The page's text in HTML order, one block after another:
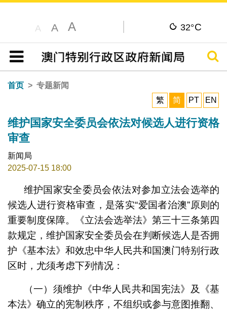
A A A 32°C
目录
搜寻
首页
专题新闻
繁
简 PT EN
维护国家安全委员会依法对候选人进行资格
审查
新闻局
2025-07-15 18:00
维护国家安全委员会依法对参加立法会选举的
候选人进行资格审查，是落实“爱国者治澳”原则的
重要制度保障。《立法会选举法》第三十三条第四
款规定，维护国家安全委员会在判断候选人是否拥
护《基本法》和效忠中华人民共和国澳门特别行政
区时，尤须考虑下列情况：
（一）须维护《中华人民共和国宪法》及
《基
本法》 确立的宪制秩序，不组织或参与意图推翻、